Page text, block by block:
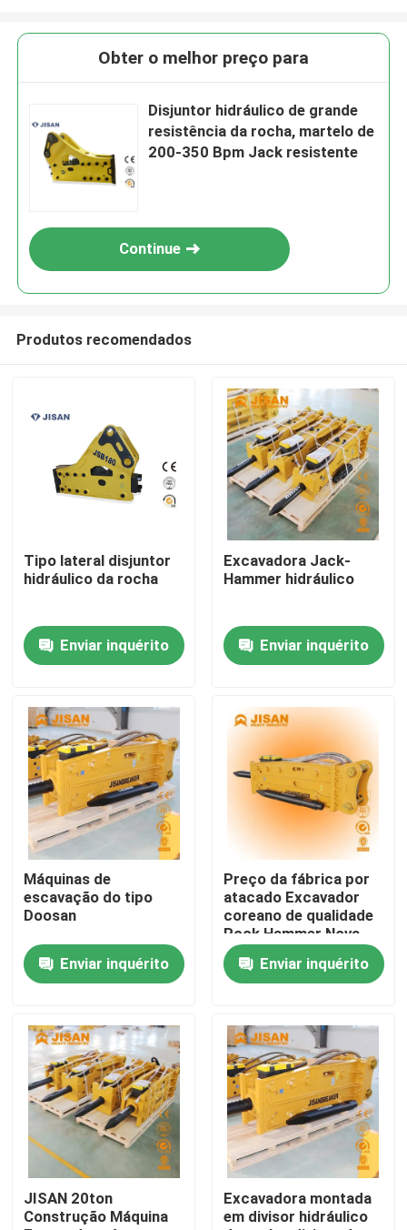
Produtos
Sobre nós
Excursão da fábrica
Peça umas citações
Company News
Disjuntor da rocha da máquina escavadora
disjuntor hidráulico da rocha
Obter o melhor preço para
Disjuntor hidráulico de grande
resistência da rocha, martelo de
200-350 Bpm Jack resistente
Continue
Produtos recomendados
Tipo lateral disjuntor
hidráulico da rocha
Enviar inquérito
Excavadora Jack-
Hammer hidráulico
Enviar inquérito
Máquinas de
escavação do tipo
Doosan
Enviar inquérito
Preço da fábrica por
atacado Excavador
coreano de qualidade
Rock Hammer Nova
Construção
Mineração Rock
Breaker Motor Chisel
Enviar inquérito
JISAN 20ton
Construção Máquina
Excavadora montada
em divisor hidráulico